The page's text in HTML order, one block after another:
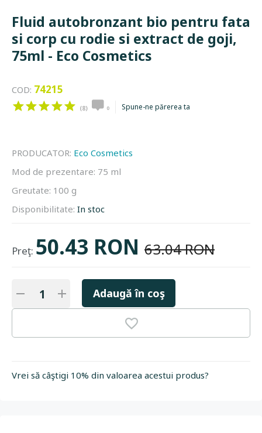
Fluid autobronzant bio pentru fata
si corp cu rodie si extract de goji,
75ml - Eco Cosmetics
COD: 74215
(8) 0 Spune-ne părerea ta
PRODUCATOR: Eco Cosmetics
Mod de prezentare: 75 ml
Greutate: 100 g
Disponibilitate: In stoc
Preţ: 50.43 RON 63.04 RON
Adaugă în coş
Vrei să câştigi 10% din valoarea acestui produs?